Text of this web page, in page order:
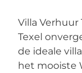
Villa
Texel
de ideale
het mooiste